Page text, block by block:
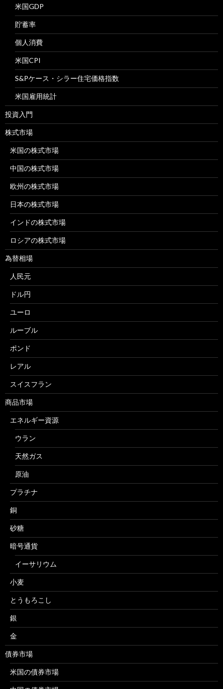
米国GDP
貯蓄率
個人消費
米国CPI
S&Pケース・シラー住宅価格指数
米国雇用統計
投資入門
株式市場
米国の株式市場
中国の株式市場
欧州の株式市場
日本の株式市場
インドの株式市場
ロシアの株式市場
為替相場
人民元
ドル円
ユーロ
ルーブル
ポンド
レアル
スイスフラン
商品市場
エネルギー資源
ウラン
天然ガス
原油
プラチナ
銅
砂糖
暗号通貨
イーサリウム
小麦
とうもろこし
銀
金
債券市場
米国の債券市場